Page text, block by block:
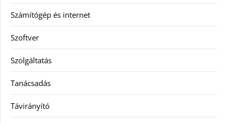
Számítógép és internet
Szoftver
Szolgáltatás
Tanácsadás
Távirányító